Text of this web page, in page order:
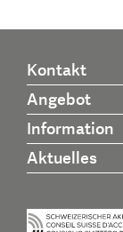
Kontakt
Angebot
Information
Aktuelles